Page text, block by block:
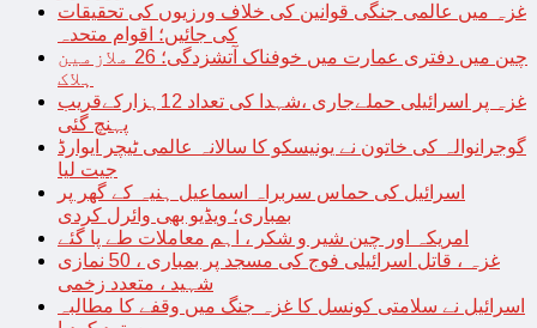
غزہ میں عالمی جنگی قوانین کی خلاف ورزیوں کی تحقیقات
کی جائیں؛ اقوام متحدہ
چین میں دفتری عمارت میں خوفناک آتشزدگی؛ 26 ملازمین
ہلاک
غزہ پر اسرائیلی حملےجاری ،شہدا کی تعداد 12ہزارکےقریب
پہنچ گئی
گوجرانوالہ کی خاتون نے یونیسکو کا سالانہ عالمی ٹیچر ایوارڈ
جیت لیا
اسرائیل کی حماس سربراہ اسماعیل ہنیہ کے گھر پر
بمباری؛ ویڈیو بھی وائرل کردی
امریکہ اور چین شیر و شکر ، اہم معاملات طے پا گئے
غزہ ، قاتل اسرائیلی فوج کی مسجد پر بمباری ، 50 نمازی
شہید ، متعدد زخمی
اسرائیل نے سلامتی کونسل کا غزہ جنگ میں وقفے کا مطالبہ